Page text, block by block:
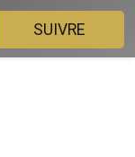
SUIVRE